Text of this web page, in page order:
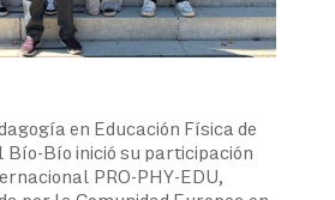
en Educación Física de
Bío-Bío inició su participación
PRO-PHY-EDU,